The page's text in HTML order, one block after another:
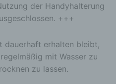
der Handyhalterung
+++
dauerhaft erhalten bleibt,
mit Wasser zu
zu lassen.
oder die Verknüpfung,
oder die
Verarbeitung
ist die Markierung
Daten mit dem
einzuschränken.